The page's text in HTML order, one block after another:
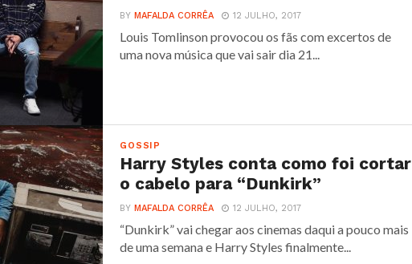
BYMAFALDA CORRÊA 12 JULHO, 2017
Louis Tomlinson provocou os fãs com excertos de
uma nova música que vai sair dia 21...
GOSSIP
Harry Styles conta como foi cortar
o cabelo para “Dunkirk”
BYMAFALDA CORRÊA 12 JULHO, 2017
“Dunkirk” vai chegar aos cinemas daqui a pouco mais
de uma semana e Harry Styles finalmente...